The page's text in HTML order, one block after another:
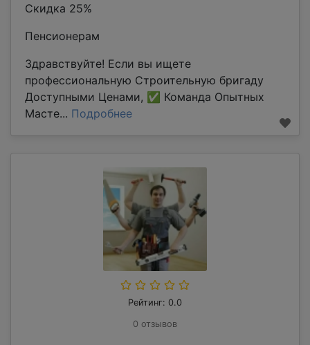
Скидка 25%
Пенсионерам
Здравствуйте! Если вы ищете
профессиональную Строительную бригаду
Доступными Ценами, ✅ Команда Опытных
Масте... Подробнее
Рейтинг: 0.0
0 отзывов